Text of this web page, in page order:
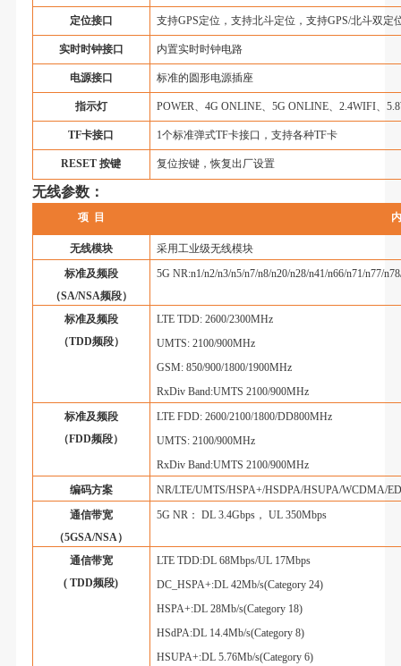
定位接口 支持GPS定位，支持北斗定位，支持GPS/北斗双定
实时时钟接口 内置实时时钟电路
电源接口 标准的圆形电源插座
指示灯 POWER、 4G ONLINE、 5G ONLINE、 2.4WIFI、
TF卡接口 1个标准弹式TF卡接口，支持各种TF卡
RESET按键 复位按键，恢复出厂设置
无线参数：
项 目
无线模块
采用工业级无线模块
标准及频段
（SA/NSA频段）
5G NR:n1/n2/n3/n5/n7/n8/n20/n28/n41/n66/n71/n77/
标准及频段
（TDD频段）
LTE TDD: 2600/2300MHz
UMTS: 2100/900MHz
GSM: 850/900/1800/1900MHz
RxDiv Band:UMTS 2100/900MHz
标准及频段
（FDD频段）
LTE FDD: 2600/2100/1800/DD800MHz
UMTS: 2100/900MHz
RxDiv Band:UMTS 2100/900MHz
编码方案
NR/LTE/UMTS/HSPA+/HSDPA/HSUPA/WCDMA/
通信带宽
（5GSA/NSA）
5G NR： DL 3.4Gbps， UL 350Mbps
通信带宽
( TDD频段)
LTE TDD:DL 68Mbps/UL 17Mbps
DC_HSPA+:DL 42Mb/s(Category 24)
HSPA+:DL 28Mb/s(Category 18)
HSdPA:DL 14.4Mb/s(Category 8)
HSUPA+:DL 5.76Mb/s(Category 6)